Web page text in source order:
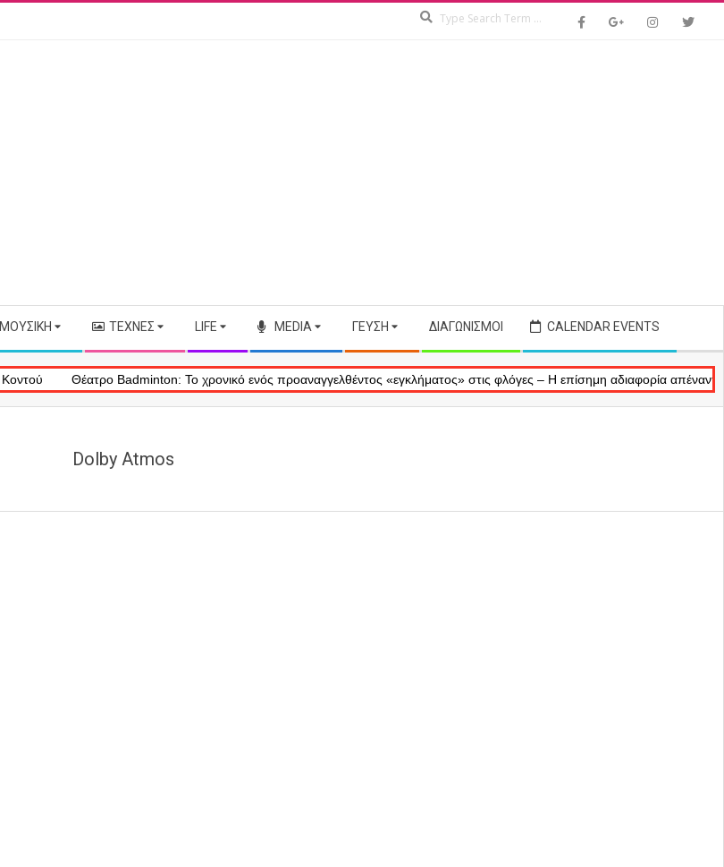
ΜΟΥΣΙΚΉ ΤΈΧΝΕΣ LIFE MEDIA ΓΕΎΣΗ ΔΙΑΓΩΝΙΣΜΟΊ CALENDAR EVENTS
Θέατρο Badminton: Το χρονικό ενός προαναγγελθέντος «εγκλήματος» στις φλόγες – Η επίσημη αδιαφορία απέναντι στις
Dolby Atmos